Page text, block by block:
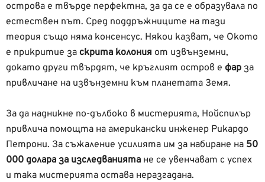
острова е твърде перфектна, за да се е образувала по
естествен път. Сред поддръжниците на тази
теория също няма консенсус. Някои казват, че Окото
е прикритие за скрита колония от извънземни,
докато други твърдят, че кръглият остров е фар за
привличане на извънземни към планетата Земя.
За да надникне по-дълбоко в мистерията, Нойспилър
привлича помощта на американски инженер Рикардо
Петрони. За съжаление усилията им за набиране на 50
000 долара за изследванията не се увенчават с успех
и така мистерията остава неразгадана.